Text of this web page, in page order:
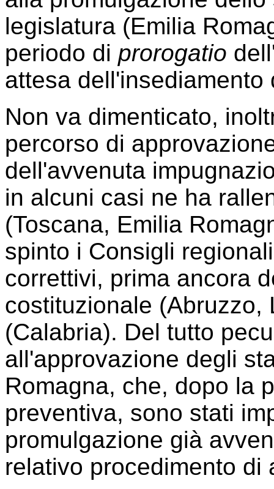
legislatura (Emilia
periodo di prorogatio
attesa
Non va dimenticato,
percorso di
dell'avvenuta
in alcuni casi ne ha
(Toscana, Emilia
spinto i Consigli
correttivi, prima ancora
costituzionale (Abruzzo,
(Calabria). Del tutto
all'approvazione degli
Romagna, che, dopo la
preventiva, sono stati
promulgazione già
relativo procedimento di